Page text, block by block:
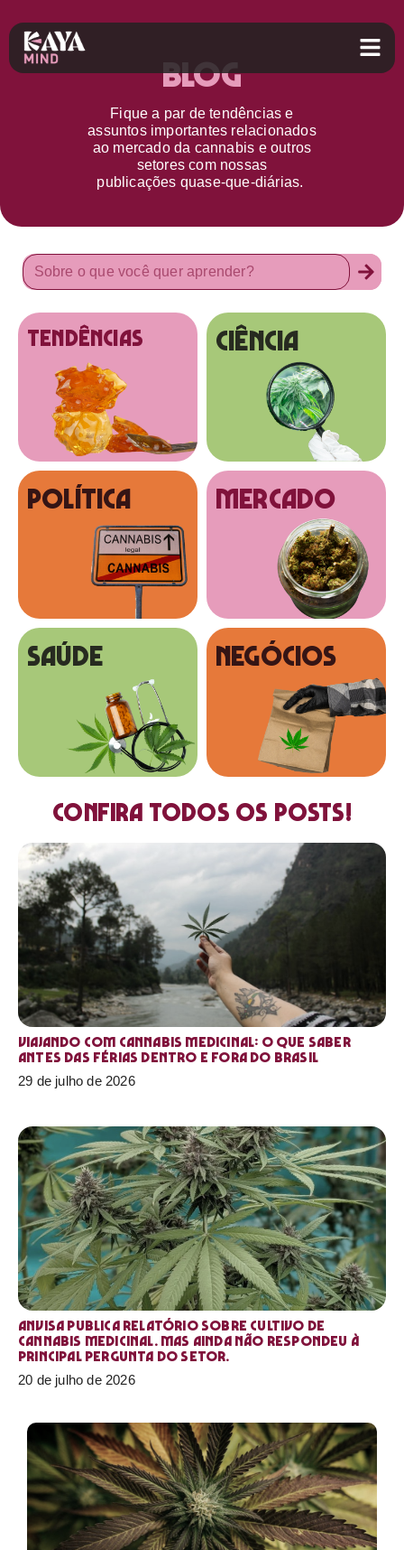
Blog
Fique a par detendências e
assuntos importantes relacionados
ao mercado da cannabis e outros
setorescom nossas
publicações quase-que-diárias.
tendências Ciência
Política MERCADO
SAÚDE NEGÓCIOS
Confira todos os posts!
Viajando com cannabis medicinal: o que saber
antes das férias dentro e fora do Brasil
29 de julho de 2026
Anvisa publica relatório sobre cultivo de
Cannabis medicinal. Mas ainda não respondeu à
principal pergunta do setor.
20 de julho de 2026